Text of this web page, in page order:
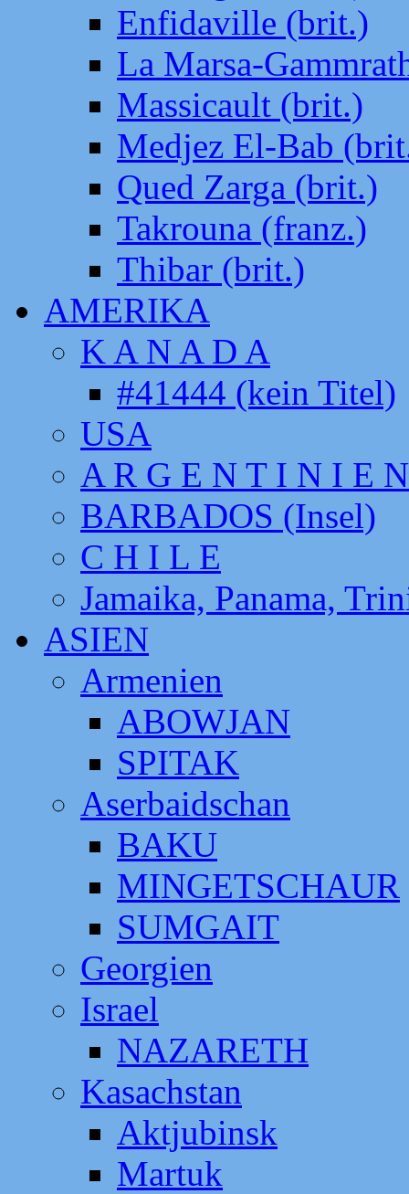
Enfidaville (brit.)
La Marsa-
Massicault (brit.)
Medjez El-Bab
Qued Zarga (brit.)
Takrouna (franz.)
Thibar (brit.)
AMERIKA
K A N A D A
#41444 (kein Titel)
USA
A R G E N T I N I E N
BARBADOS (Insel)
C H I L E
Jamaika, Panama,
ASIEN
Armenien
ABOWJAN
SPITAK
Aserbaidschan
BAKU
MINGETSCHAUR
SUMGAIT
Georgien
Israel
NAZARETH
Kasachstan
Aktjubinsk
Martuk